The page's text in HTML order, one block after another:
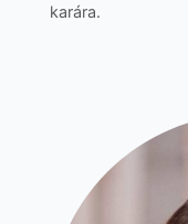
karára.